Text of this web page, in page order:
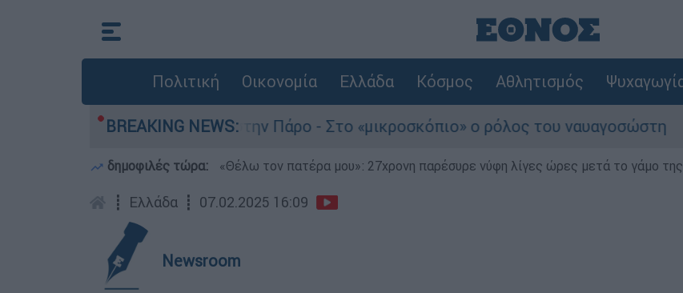
Πολιτική Οικονομία Ελλάδα Κόσμος Αθλητισμός
BREAKING NEWS:
θάνατο του 4χρονου στην Πάρο - Στο «μικροσκόπιο» ο ρόλος του ναυαγοσώστη
δημοφιλές τώρα: «Θέλω τον πατέρα μου»: 27χρονη παρέσυρε νύφη λίγες ώρες μετά το γάμο της
┋ Ελλάδα ┋ 07.02.2025 16:09
Newsroom